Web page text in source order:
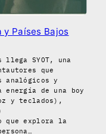
y Países Bajos
llega SYOT, una
que
analógicos y
de una boy
y teclados),
que explora la